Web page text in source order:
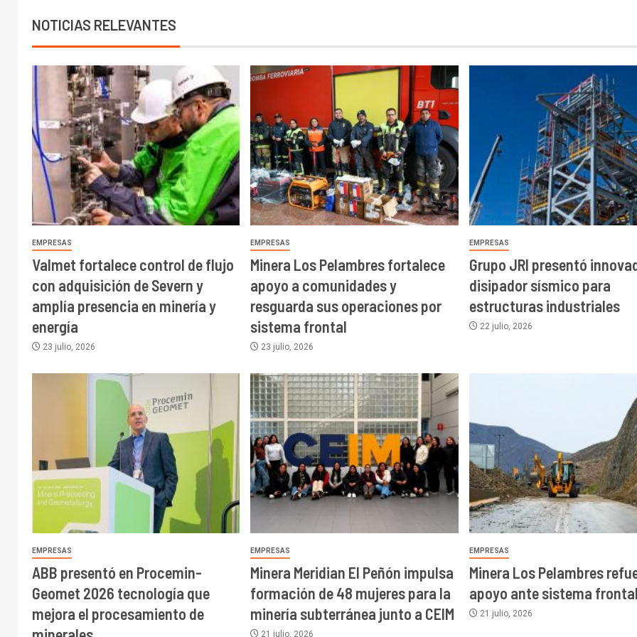
NOTICIAS RELEVANTES
EMPRESAS
Valmet fortalece control de flujo
con adquisición de Severn y
amplía presencia en minería y
energía
23 julio, 2026
EMPRESAS
Minera Los Pelambres fortalece
apoyo a comunidades y
resguarda sus operaciones por
sistema frontal
23 julio, 2026
EMPRESAS
Grupo JRI presentó
disipador sísmico para
estructuras industriales
22 julio, 2026
EMPRESAS
ABB presentó en Procemin-
Geomet 2026 tecnología que
mejora el procesamiento de
EMPRESAS
Minera Meridian El Peñón impulsa
formación de 48 mujeres para la
minería subterránea junto a CEIM
21 julio, 2026
EMPRESAS
Minera Los Pelambres
apoyo ante sistema
21 julio, 2026